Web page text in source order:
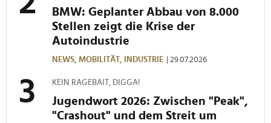
BMW: Geplanter Abbau von 8.000
Stellen zeigt die Krise der
Autoindustrie
NEWS, MOBILITÄT, INDUSTRIE | 29.07.2026
KEIN RAGEBAIT, DIGGA!
Jugendwort 2026: Zwischen "Peak",
"Crashout" und dem Streit um